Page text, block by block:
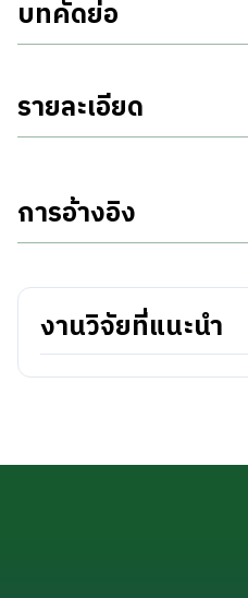
บทคัดย่อ
รายละเอียด
การอ้างอิง
งานวิจัยที่แนะนำ